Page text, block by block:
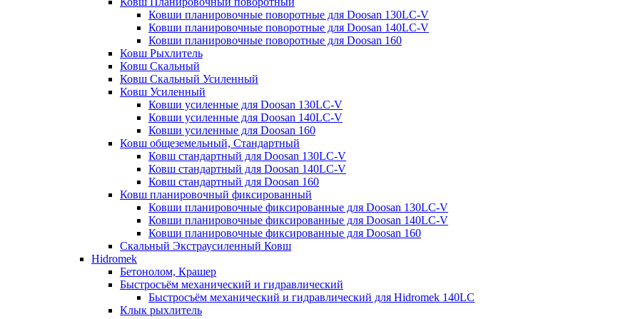
Ковши планировочные поворотные для Doosan 130LC-V
Ковши планировочные поворотные для Doosan 140LC-V
Ковши планировочные поворотные для Doosan 160
Ковш Рыхлитель
Ковш Скальный
Ковш Скальный Усиленный
Ковш Усиленный
Ковши усиленные для Doosan 130LC-V
Ковши усиленные для Doosan 140LC-V
Ковши усиленные для Doosan 160
Ковш общеземельный, Стандартный
Ковш стандартный для Doosan 130LC-V
Ковш стандартный для Doosan 140LC-V
Ковш стандартный для Doosan 160
Ковш планировочный фиксированный
Ковши планировочные фиксированные для Doosan 130LC-V
Ковши планировочные фиксированные для Doosan 140LC-V
Ковши планировочные фиксированные для Doosan 160
Скальный Экстраусиленный Ковш
Hidromek
Бетонолом, Крашер
Быстросъём механический и гидравлический
Быстросъём механический и гидравлический для Hidromek 140LC
Клык рыхлитель